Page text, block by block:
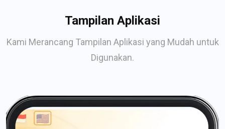
Tampilan Aplikasi
Kami Merancang Tampilan Aplikasi yang Mudah untuk
Digunakan.